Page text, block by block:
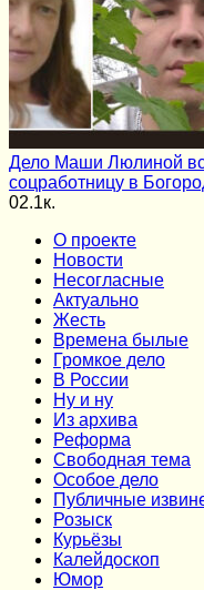
Дело Маши Люлиной
соцработницу в
02.1к.
О проекте
Новости
Несогласные
Актуально
Жесть
Времена былые
Громкое дело
В России
Ну и ну
Из архива
Реформа
Cвободная тема
Особое дело
Публичные
Розыск
Курьёзы
Калейдоскоп
Юмор